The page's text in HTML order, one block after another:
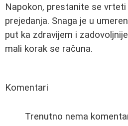
Napokon, prestanite se vrteti
prejedanja. Snaga je u
put ka zdravijem i
mali korak se računa.
Komentari
Trenutno nema